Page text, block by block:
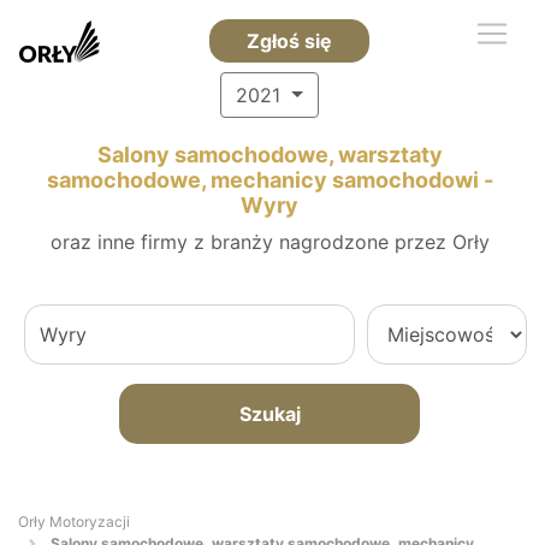
Zgłoś się
2021
Salony samochodowe, warsztaty
samochodowe, mechanicy samochodowi -
Wyry
oraz inne firmy z branży nagrodzone przez Orły
Szukaj
Orły Motoryzacji